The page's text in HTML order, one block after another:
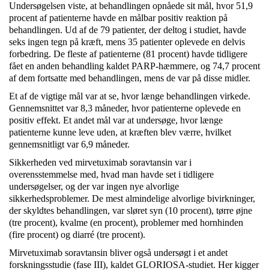
Undersøgelsen viste, at behandlingen opnåede sit mål, hvor 51,9
procent af patienterne havde en målbar positiv reaktion på
behandlingen. Ud af de 79 patienter, der deltog i studiet, havde
seks ingen tegn på kræft, mens 35 patienter oplevede en delvis
forbedring. De fleste af patienterne (81 procent) havde tidligere
fået en anden behandling kaldet PARP-hæmmere, og 74,7 procent
af dem fortsatte med behandlingen, mens de var på disse midler.
Et af de vigtige mål var at se, hvor længe behandlingen virkede.
Gennemsnittet var 8,3 måneder, hvor patienterne oplevede en
positiv effekt. Et andet mål var at undersøge, hvor længe
patienterne kunne leve uden, at kræften blev værre, hvilket
gennemsnitligt var 6,9 måneder.
Sikkerheden ved mirvetuximab soravtansin var i
overensstemmelse med, hvad man havde set i tidligere
undersøgelser, og der var ingen nye alvorlige
sikkerhedsproblemer. De mest almindelige alvorlige bivirkninger,
der skyldtes behandlingen, var sløret syn (10 procent), tørre øjne
(tre procent), kvalme (en procent), problemer med hornhinden
(fire procent) og diarré (tre procent).
Mirvetuximab soravtansin bliver også undersøgt i et andet
forskningsstudie (fase III), kaldet GLORIOSA-studiet. Her kigger